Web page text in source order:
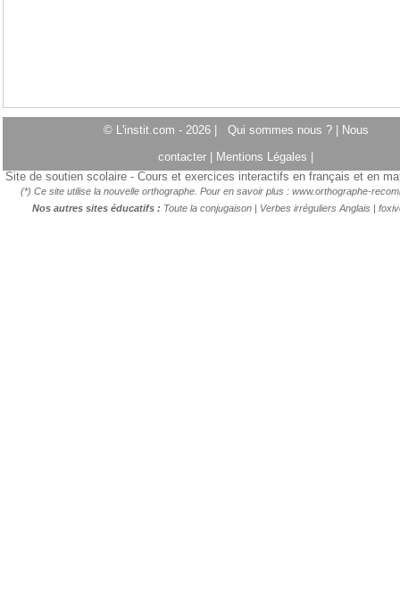
© L'instit.com - 2026 | Qui sommes nous ? Nous
contacter Mentions Légales
Site de soutien scolaire - Cours et exercices interactifs en français et en
(*) Ce site utilise la nouvelle orthographe. Pour en savoir plus : www.orthographe-
Nos autres sites éducatifs : Toute la conjugaison| Verbes irréguliers Anglais